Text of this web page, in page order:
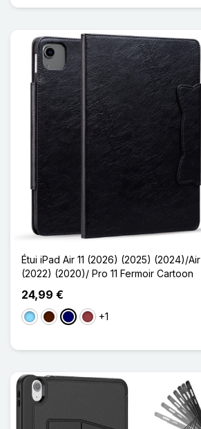
Étui iPad Air 11 (2026) (2025) (2024)/Air
(2022) (2020)/ Pro 11 Fermoir Cartoon
24,99 €
Bleu ClairMarron Foncé
Bleu Marine
Rouge Foncé
+1